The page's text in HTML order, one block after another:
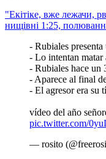
"Екітіке, вже лежачи,
нищівні 1:25,
- Rubiales
- ⁠Lo intentan matar
- ⁠Rubiales hace un
- ⁠Aparece al final
- ⁠El agresor era su
vídeo del año
pic.twitter.com/
— rosito